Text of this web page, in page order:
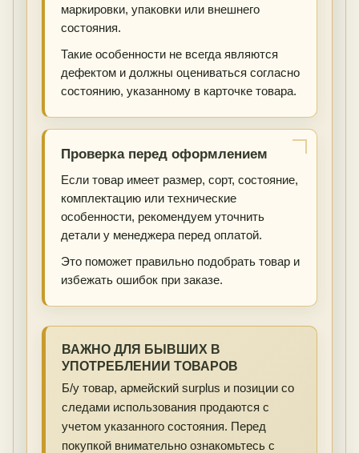
маркировки, упаковки или внешнего
состояния.
Такие особенности не всегда являются
дефектом и должны оцениваться согласно
состоянию, указанному в карточке товара.
Проверка перед оформлением
Если товар имеет размер, сорт, состояние,
комплектацию или технические
особенности, рекомендуем уточнить
детали у менеджера перед оплатой.
Это поможет правильно подобрать товар и
избежать ошибок при заказе.
ВАЖНО ДЛЯ БЫВШИХ В
УПОТРЕБЛЕНИИ ТОВАРОВ
Б/у товар, армейский surplus и позиции со
следами использования продаются с
учетом указанного состояния. Перед
покупкой внимательно ознакомьтесь с